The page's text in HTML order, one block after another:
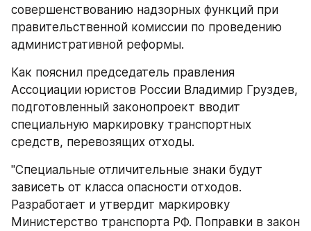
совершенствованию надзорных функций при
правительственной комиссии по проведению
административной реформы.
Как пояснил председатель правления
Ассоциации юристов России Владимир Груздев,
подготовленный законопроект вводит
специальную маркировку транспортных
средств, перевозящих отходы.
"Специальные отличительные знаки будут
зависеть от класса опасности отходов.
Разработает и утвердит маркировку
Министерство транспорта РФ. Поправки в закон